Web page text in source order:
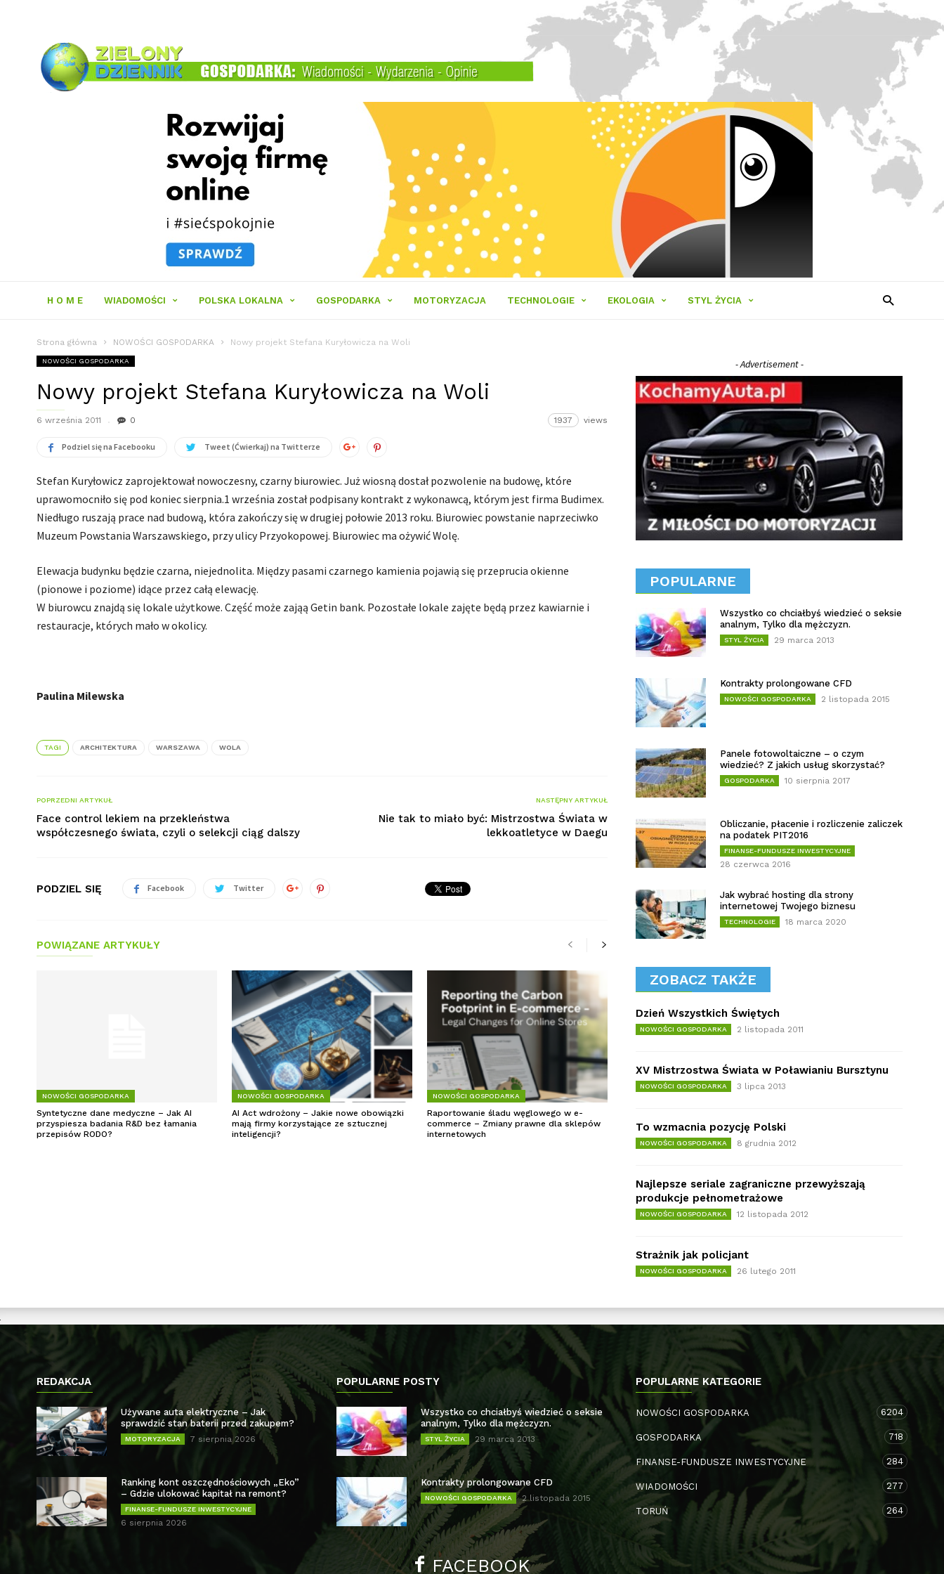
Zielony
Dziennik
H O M E WIADOMOŚCI POLSKA LOKALNA GOSPODARKA MOTORYZACJA TECHNOLOGIE EKOLOGIA STYL ŻYCIA
Strona główna NOWOŚCI GOSPODARKA Nowy projekt Stefana Kuryłowicza na Woli
NOWOŚCI GOSPODARKA
Nowy projekt Stefana Kuryłowicza na Woli
6 września 2011 0 1937 views
Podziel się na Facebooku Tweet (Ćwierkaj) na Twitterze
Stefan Kuryłowicz zaprojektował nowoczesny, czarny biurowiec. Już wiosną dostał pozwolenie na budowę, które
uprawomocniło się pod koniec sierpnia.1 września został podpisany kontrakt z wykonawcą, którym jest firma Budimex.
Niedługo ruszają prace nad budową, która zakończy się w drugiej połowie 2013 roku. Biurowiec powstanie naprzeciwko
Muzeum Powstania Warszawskiego, przy ulicy Przyokopowej. Biurowiec ma ożywić Wolę.
Elewacja budynku będzie czarna, niejednolita. Między pasami czarnego kamienia pojawią się przeprucia okienne
(pionowe i poziome) idące przez całą elewację.
W biurowcu znajdą się lokale użytkowe. Część może zająą Getin bank. Pozostałe lokale zajęte będą przez kawiarnie i
restauracje, których mało w okolicy.
Paulina Milewska
TAGI ARCHITEKTURA WARSZAWA WOLA
POPRZEDNI ARTYKUŁ
Face control lekiem na przekleństwa
współczesnego świata, czyli o selekcji ciąg dalszy
NASTĘPNY ARTYKUŁ
Nie tak to miało być: Mistrzostwa Świata w
lekkoatletyce w Daegu
PODZIEL SIĘ Facebook Twitter
POWIĄZANE ARTYKUŁY
NOWOŚCI GOSPODARKA
Syntetyczne dane medyczne – Jak AI
przyspiesza badania R&D bez łamania
przepisów RODO?
NOWOŚCI GOSPODARKA
AI Act wdrożony – Jakie nowe obowiązki
mają firmy korzystające ze sztucznej
inteligencji?
NOWOŚCI GOSPODARKA
Raportowanie śladu węglowego w e-
commerce – Zmiany prawne dla sklepów
internetowych
- Advertisement -
POPULARNE
Wszystko co chciałbyś wiedzieć o seksie
analnym, Tylko dla mężczyzn.
STYL ŻYCIA 29 marca 2013
Kontrakty prolongowane CFD
NOWOŚCI GOSPODARKA 2 listopada 2015
Panele fotowoltaiczne – o czym
wiedzieć? Z jakich usług skorzystać?
GOSPODARKA 10 sierpnia 2017
Obliczanie, płacenie i rozliczenie zaliczek
na podatek PIT2016
FINANSE-FUNDUSZE INWESTYCYJNE
28 czerwca 2016
Jak wybrać hosting dla strony
internetowej Twojego biznesu
TECHNOLOGIE 18 marca 2020
ZOBACZ TAKŻE
Dzień Wszystkich Świętych
NOWOŚCI GOSPODARKA 2 listopada 2011
XV Mistrzostwa Świata w Poławianiu Bursztynu
NOWOŚCI GOSPODARKA 3 lipca 2013
To wzmacnia pozycję Polski
NOWOŚCI GOSPODARKA 8 grudnia 2012
Najlepsze seriale zagraniczne przewyższają
produkcje pełnometrażowe
NOWOŚCI GOSPODARKA 12 listopada 2012
Strażnik jak policjant
NOWOŚCI GOSPODARKA 26 lutego 2011
REDAKCJA
Używane auta elektryczne – Jak
sprawdzić stan baterii przed zakupem?
MOTORYZACJA 7 sierpnia 2026
Ranking kont oszczędnościowych „Eko”
– Gdzie ulokować kapitał na remont?
FINANSE-FUNDUSZE INWESTYCYJNE
6 sierpnia 2026
POPULARNE POSTY
Wszystko co chciałbyś wiedzieć o seksie
analnym, Tylko dla mężczyzn.
STYL ŻYCIA 29 marca 2013
Kontrakty prolongowane CFD
NOWOŚCI GOSPODARKA 2 listopada 2015
POPULARNE KATEGORIE
NOWOŚCI GOSPODARKA 6204
GOSPODARKA 718
FINANSE-FUNDUSZE INWESTYCYJNE 284
WIADOMOŚCI 277
TORUŃ 264
FACEBOOK